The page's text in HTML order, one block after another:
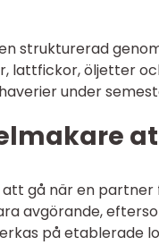
strukturerad
lattfickor, öljetter
under
gå när en partner
avgörande,
på etablerade